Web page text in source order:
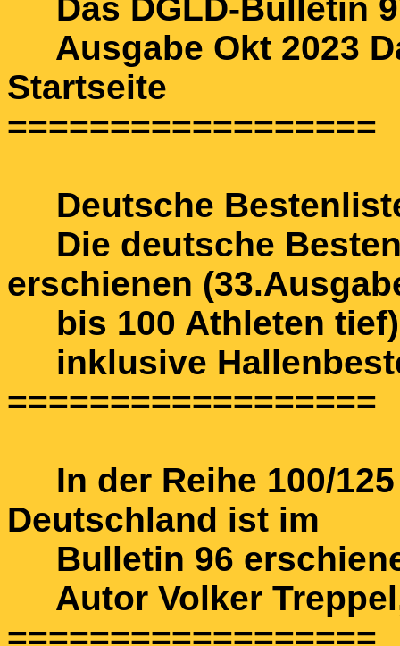
Das DGLD-Bulletin
Ausgabe Okt 2023
Startseite
==================
Deutsche
Die deutsche
erschienen
bis 100 Athleten
inklusive
==================
In der Reihe 100/
Deutschland ist im
Bulletin 96
Autor Volker
==================